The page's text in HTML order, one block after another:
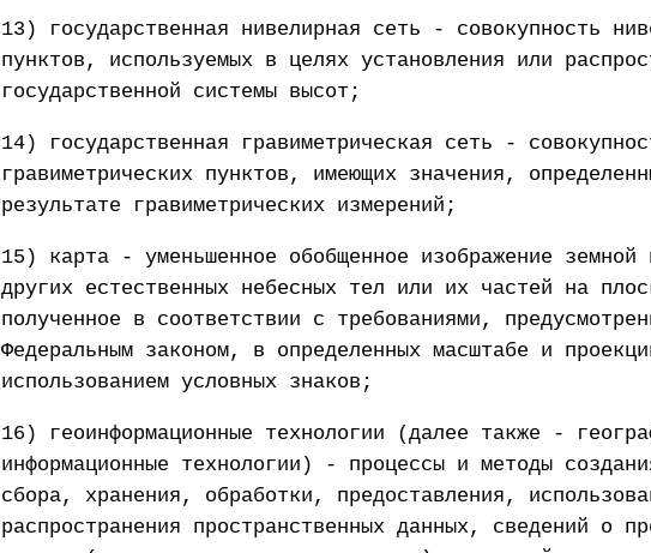
13) государственная нивелирная сеть - совокупность
пунктов, используемых в целях установления или
государственной системы высот;
14) государственная гравиметрическая сеть -
гравиметрических пунктов, имеющих значения,
результате гравиметрических измерений;
15) карта - уменьшенное обобщенное изображение земной
других естественных небесных тел или их частей на
полученное в соответствии с требованиями,
Федеральным законом, в определенных масштабе и
использованием условных знаков;
16) геоинформационные технологии (далее также -
информационные технологии) - процессы и методы
сбора, хранения, обработки, предоставления,
распространения пространственных данных, сведений о